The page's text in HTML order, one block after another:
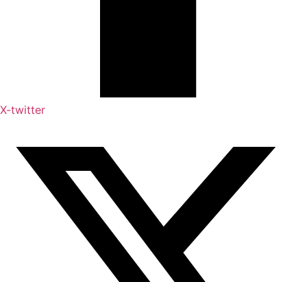
X-twitter